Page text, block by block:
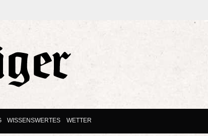
WISSENSWERTES WETTER